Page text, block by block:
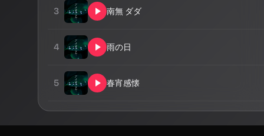
3 南無 ダダ
4 雨の日
5 春宵感懐